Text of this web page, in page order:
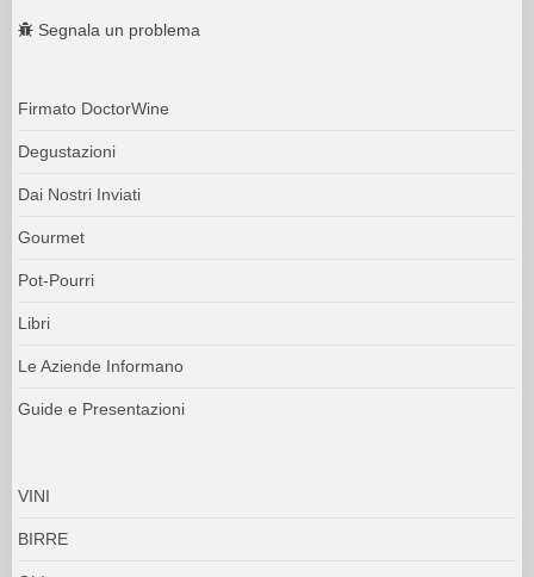
Segnala un problema
Firmato DoctorWine
Degustazioni
Dai Nostri Inviati
Gourmet
Pot-Pourri
Libri
Le Aziende Informano
Guide e Presentazioni
VINI
BIRRE